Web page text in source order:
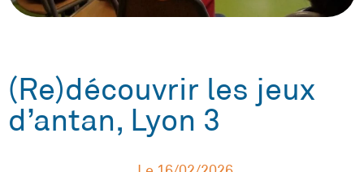
(Re)découvrir les jeux
d’antan, Lyon 3